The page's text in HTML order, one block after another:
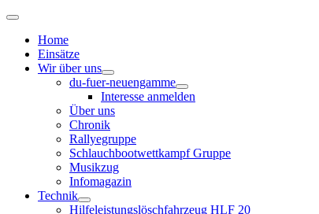
Home
Einsätze
Wir über uns
du-fuer-neuengamme
Interesse anmelden
Über uns
Chronik
Rallyegruppe
Schlauchbootwettkampf Gruppe
Musikzug
Infomagazin
Technik
Hilfeleistungslöschfahrzeug HLF 20